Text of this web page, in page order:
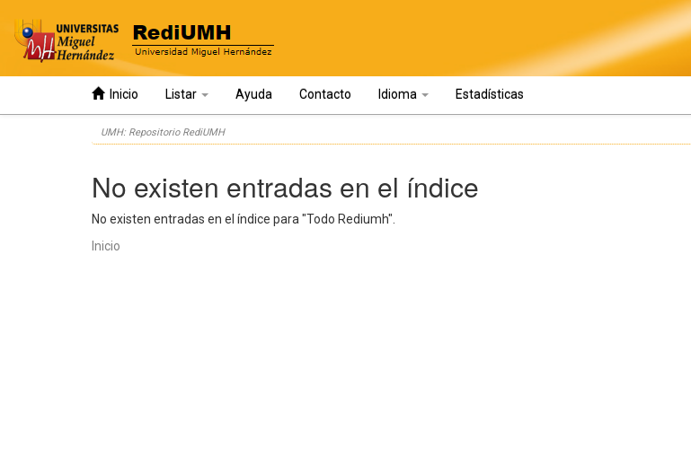
Inicio Listar Ayuda Contacto Idioma Estadísticas
UMH: Repositorio RediUMH
No existen entradas en el índice
No existen entradas en el índice para "Todo Rediumh".
Inicio